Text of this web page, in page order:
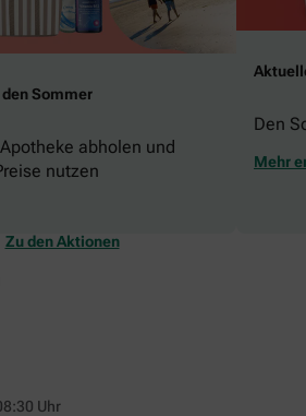
Sommer
abholen und
nutzen
Den
Mehr
Zu den Aktionen
Uhr